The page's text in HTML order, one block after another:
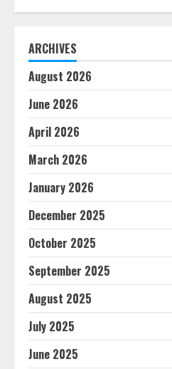
ARCHIVES
August 2026
June 2026
April 2026
March 2026
January 2026
December 2025
October 2025
September 2025
August 2025
July 2025
June 2025